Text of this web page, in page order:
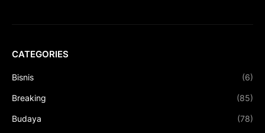
CATEGORIES
Bisnis (6)
Breaking (85)
Budaya (78)